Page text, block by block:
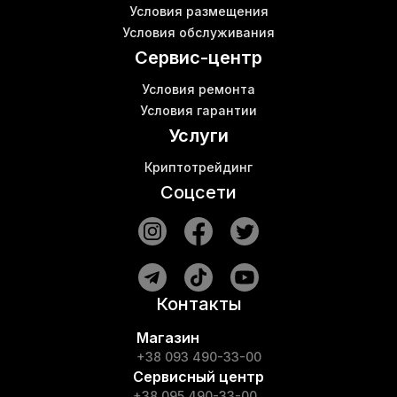
Кабель сетевой
Условия размещения
Условия обслуживания
Сервис-центр
Условия ремонта
Условия гарантии
Услуги
Криптотрейдинг
Соцсети
Контакты
Магазин
+38 093 490-33-00
Сервисный центр